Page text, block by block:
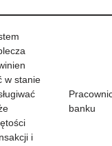
w stanie
i
banku